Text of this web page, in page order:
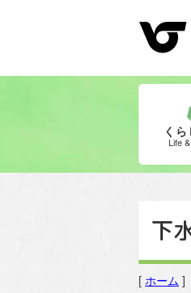
く
Life
下
[ ホーム ]